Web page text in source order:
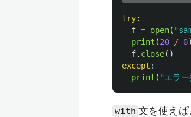
try:
f = open( "
print (20 / 0)
f. close()
except :
print ( "エラー
with 文を使えば